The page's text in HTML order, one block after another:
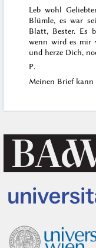
Leb wohl
Blümle, es war
Blatt, Bester. Es
wenn wird es mir
und herze Dich,
P.
Meinen Brief